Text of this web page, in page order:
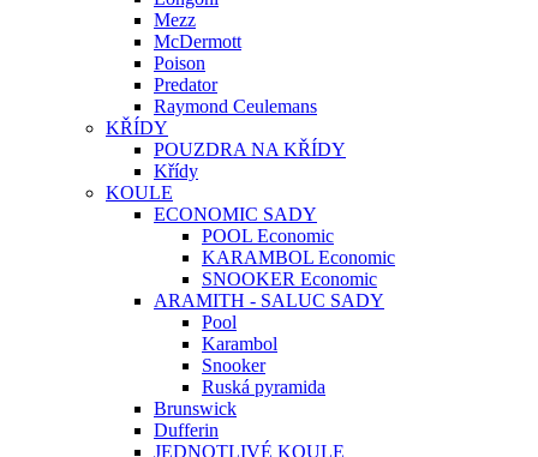
Mezz
McDermott
Poison
Predator
Raymond Ceulemans
KŘÍDY
POUZDRA NA KŘÍDY
Křídy
KOULE
ECONOMIC SADY
POOL Economic
KARAMBOL Economic
SNOOKER Economic
ARAMITH - SALUC SADY
Pool
Karambol
Snooker
Ruská pyramida
Brunswick
Dufferin
JEDNOTLIVÉ KOULE